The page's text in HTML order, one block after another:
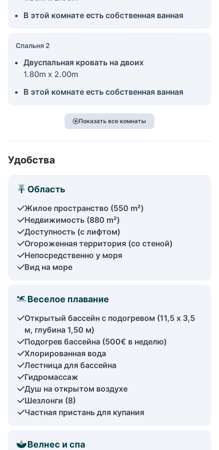
В этой комнате есть собственная ванная
Спальня 2
Двуспальная кровать на двоих
1.80m x 2.00m
В этой комнате есть собственная ванная
Показать все комнаты
Удобства
Область
Жилое пространство (550 m²)
Недвижимость (880 m²)
Доступность (с лифтом)
Огороженная территория (со стеной)
Непосредственно у моря
Вид на море
Веселое плавание
Открытый бассейн с подогревом (11,5 x 3,5
м, глубина 1,50 м)
Подогрев бассейна (500€ в неделю)
Хлорированная вода
Лестница для бассейна
Гидромассаж
Душ на открытом воздухе
Шезлонги (8)
Частная пристань для купания
Велнес и спа